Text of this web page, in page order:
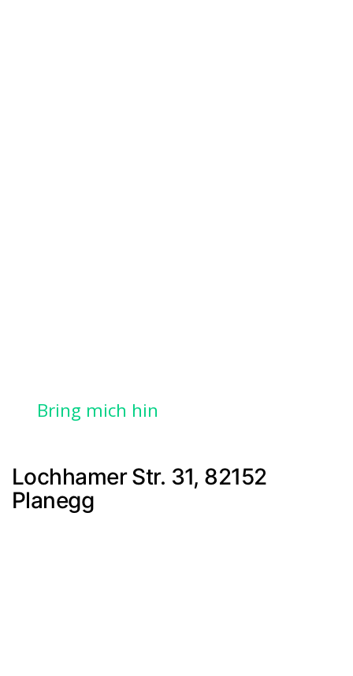
Bring mich hin
Lochhamer Str. 31, 82152
Planegg